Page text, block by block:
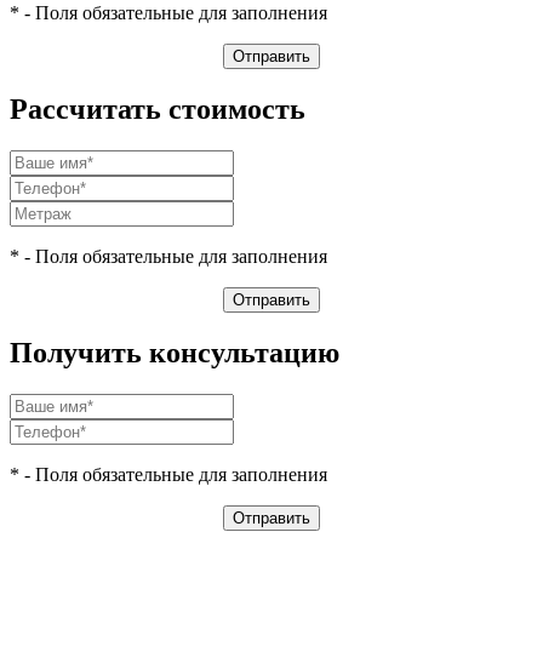
* - Поля обязательные для заполнения
Рассчитать стоимость
* - Поля обязательные для заполнения
Получить консультацию
* - Поля обязательные для заполнения